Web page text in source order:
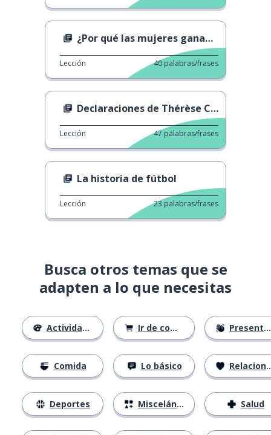
¿Por qué las mujeres ganan menos que los hombres?
Lección 40 palabras/frases
Declaraciones de Thérèse Coffey
Lección 47 palabras/frases
La historia de fútbol
Lección 23 palabras/frases
Busca otros temas que se
adapten a lo que necesitas
Actividades
Comida
Deportes
Ir de compras
Lo básico
Misceláneo
Presentándose
Relaciones
Salud